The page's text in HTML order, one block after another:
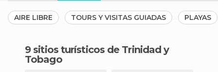
AIRE LIBRE TOURS Y VISITAS GUIADAS PLAYAS
9 sitios turísticos de Trinidad y
Tobago